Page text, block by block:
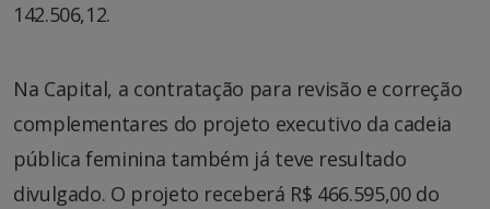
142.506,12.
Na Capital, a contratação para revisão e correção
complementares do projeto executivo da cadeia
pública feminina também já teve resultado
divulgado. O projeto receberá R$ 466.595,00 do